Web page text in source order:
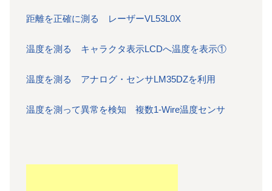
距離を正確に測る レーザーVL53L0X
温度を測る キャラクタ表示LCDへ温度を表示①
温度を測る アナログ・センサLM35DZを利用
温度を測って異常を検知 複数1-Wire温度センサ